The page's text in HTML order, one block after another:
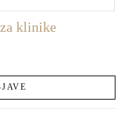
klinike